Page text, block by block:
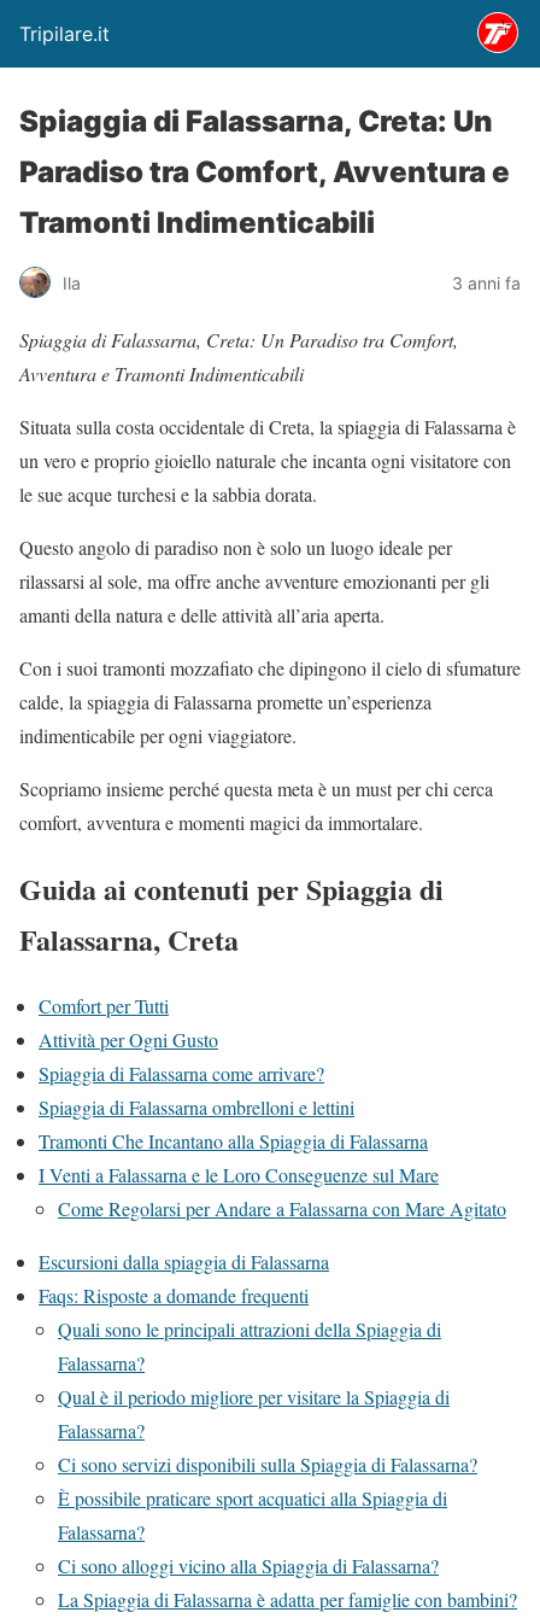
Tripilare.it
Spiaggia di Falassarna, Creta: Un
Paradiso tra Comfort, Avventura e
Tramonti Indimenticabili
Ila 3 anni fa
Spiaggia di Falassarna, Creta: Un Paradiso tra Comfort,
Avventura e Tramonti Indimenticabili
Situata sulla costa occidentale di Creta, la spiaggia di Falassarna è
un vero e proprio gioiello naturale che incanta ogni visitatore con
le sue acque turchesi e la sabbia dorata.
Questo angolo di paradiso non è solo un luogo ideale per
rilassarsi al sole, ma offre anche avventure emozionanti per gli
amanti della natura e delle attività all’aria aperta.
Con i suoi tramonti mozzafiato che dipingono il cielo di sfumature
calde, la spiaggia di Falassarna promette un’esperienza
indimenticabile per ogni viaggiatore.
Scopriamo insieme perché questa meta è un must per chi cerca
comfort, avventura e momenti magici da immortalare.
Guida ai contenuti per Spiaggia di
Falassarna, Creta
Comfort per Tutti
Attività per Ogni Gusto
Spiaggia di Falassarna come arrivare?
Spiaggia di Falassarna ombrelloni e lettini
Tramonti Che Incantano alla Spiaggia di Falassarna
I Venti a Falassarna e le Loro Conseguenze sul Mare
Come Regolarsi per Andare a Falassarna con Mare Agitato
Escursioni dalla spiaggia di Falassarna
Faqs: Risposte a domande frequenti
Quali sono le principali attrazioni della Spiaggia di
Falassarna?
Qual è il periodo migliore per visitare la Spiaggia di
Falassarna?
Ci sono servizi disponibili sulla Spiaggia di Falassarna?
È possibile praticare sport acquatici alla Spiaggia di
Falassarna?
Ci sono alloggi vicino alla Spiaggia di Falassarna?
La Spiaggia di Falassarna è adatta per famiglie con bambini?